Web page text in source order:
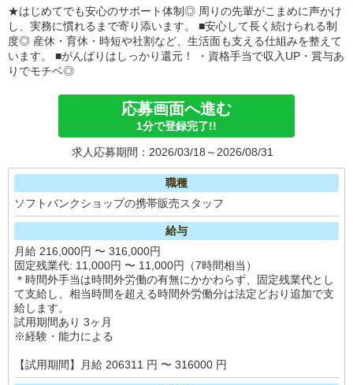
★はじめてでも安心のサポート体制◎ 周りの先輩がこまめに声かけ
し、実務に慣れるまで寄り添います。 ■安心して長く続けられる制
度◎ 産休・育休・時短や社割など、生活面も支える仕組みを整えて
います。 ■がんばりはしっかり還元！ ・資格手当で収入UP・賞与あ
りでモチベ◎
応募画面へ進む
1分で登録完了!!
求人応募期間：2026/03/18～2026/08/31
職種
ソフトバンクショップの携帯販売スタッフ
給与
月給 216,000円 〜 316,000円
固定残業代: 11,000円 〜 11,000円（7時間相当）
＊時間外手当は時間外労働の有無にかかわらず、固定残業代とし
て支給し、相当時間を超える時間外労働分は法定どおり追加で支
給します。
試用期間あり 3ヶ月
※経験・能力による
【試用期間】月給 206311 円 〜 316000 円